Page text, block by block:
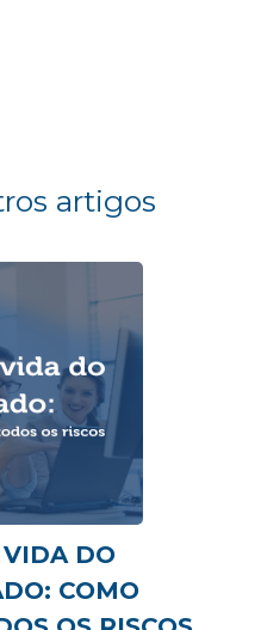
artigos
DO
COMO